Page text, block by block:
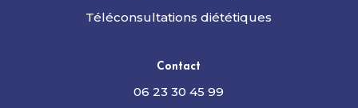
Téléconsultations diététiques
Contact
06 23 30 45 99